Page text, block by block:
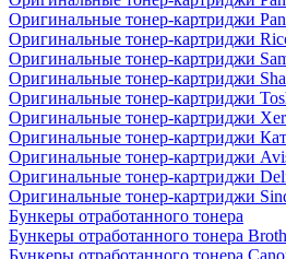
Оригинальные тонер-картриджи
Оригинальные тонер-картриджи
Оригинальные тонер-картриджи
Оригинальные тонер-картриджи
Оригинальные тонер-картриджи
Оригинальные тонер-картриджи
Оригинальные тонер-картриджи
Оригинальные тонер-картриджи
Оригинальные тонер-картриджи
Оригинальные тонер-картриджи
Бункеры отработанного тонера
Бункеры отработанного тонера
Бункеры отработанного тонера